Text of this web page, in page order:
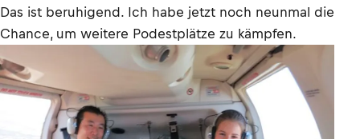
Das ist beruhigend. Ich habe jetzt noch neunmal die
Chance, um weitere Podestplätze zu kämpfen.